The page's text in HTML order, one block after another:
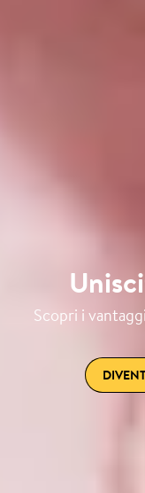
Scopri i